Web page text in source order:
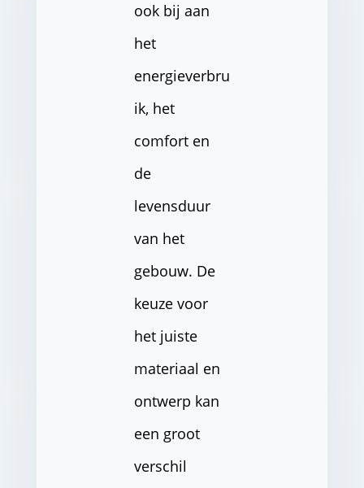
ook bij aan
het
energieverbru
ik, het
comfort en
de
levensduur
van het
gebouw. De
keuze voor
het juiste
materiaal en
ontwerp kan
een groot
verschil